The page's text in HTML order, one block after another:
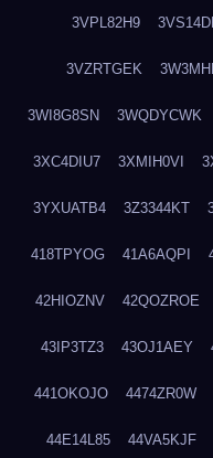
3VPL82H9
3VZRTGEK
3WI8G8SN 3WQDYCWK
3XC4DIU7 3XMIH0VI
3YXUATB4 3Z3344KT
418TPYOG 41A6AQPI
42HIOZNV 42QOZROE
43IP3TZ3 43OJ1AEY
441OKOJO 4474ZR0W
44E14L85 44VA5KJF